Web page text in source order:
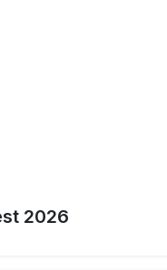
2026